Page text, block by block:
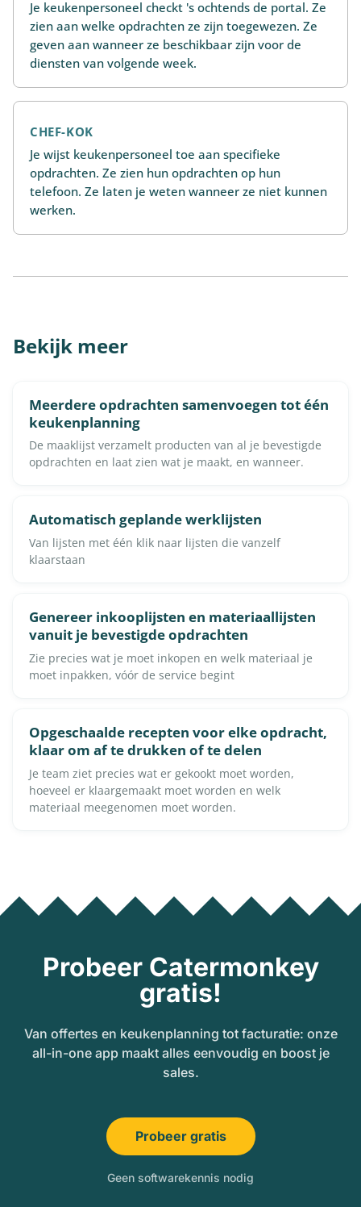
Je keukenpersoneel checkt 's ochtends de portal. Ze
zien aan welke opdrachten ze zijn toegewezen. Ze
geven aan wanneer ze beschikbaar zijn voor de
diensten van volgende week.
CHEF-KOK
Je wijst keukenpersoneel toe aan specifieke
opdrachten. Ze zien hun opdrachten op hun
telefoon. Ze laten je weten wanneer ze niet kunnen
werken.
Bekijk meer
Meerdere opdrachten samenvoegen tot één
keukenplanning
De maaklijst verzamelt producten van al je bevestigde
opdrachten en laat zien wat je maakt, en wanneer.
Automatisch geplande werklijsten
Van lijsten met één klik naar lijsten die vanzelf
klaarstaan
Genereer inkooplijsten en materiaallijsten
vanuit je bevestigde opdrachten
Zie precies wat je moet inkopen en welk materiaal je
moet inpakken, vóór de service begint
Opgeschaalde recepten voor elke opdracht,
klaar om af te drukken of te delen
Je team ziet precies wat er gekookt moet worden,
hoeveel er klaargemaakt moet worden en welk
materiaal meegenomen moet worden.
Probeer Catermonkey
gratis!
Van offertes en keukenplanning tot facturatie: onze
all-in-one app maakt alles eenvoudig en boost je
sales.
Probeer gratis
Geen softwarekennis nodig